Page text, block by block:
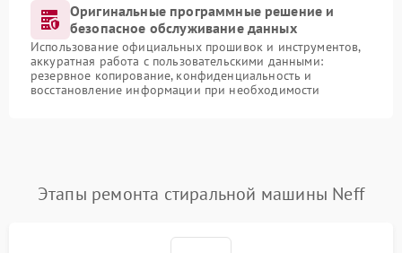
Оригинальные программные решение и
безопасное обслуживание данных
Использование официальных прошивок и инструментов,
аккуратная работа с пользовательскими данными:
резервное копирование, конфиденциальность и
восстановление информации при необходимости
Этапы ремонта стиральной машины Neff